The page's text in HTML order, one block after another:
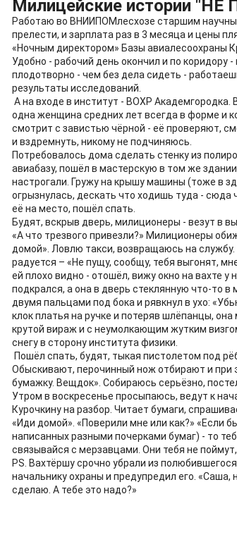
Милицейские истории
Работаю во ВНИИПОМлесхозе старшим
прелести, и зарплата раз в 3 месяца и цены
«Ночным директором» Базы авиалесоохраны
Удобно - рабочий день окончил и по коридору
плодотворно - чем без дела сидеть -
результаты исследований.
А на входе в институт - ВОХР Академгородка.
одна женщина средних лет всегда в форме и
смотрит с завистью чёрной - её проверяют,
и вздремнуть, никому не подчиняюсь.
Потребовалось дома сделать стенку из
авиабазу, пошёл в мастерскую в том же
настрогали. Гружу на крышу машины (тоже в
огрызнулась, дескать что ходишь туда - сюда
её на место, пошёл спать.
Будят, вскрыв дверь, милиционеры - везут в
«А что трезвого привезли?» Милиционеры
домой». Ловлю такси, возвращаюсь на
радуется – «Не пущу, сообщу, тебя выгонят,
ей плохо видно - отошёл, вижу окно на вахте у
подкрался, а она в дверь стеклянную что-то в
двумя пальцами под бока и рявкнул в ухо:
клок платья на ручке и потеряв шлёпанцы,
крутой вираж и с неумолкающим жутким
снегу в сторону института физики.
Пошёл спать, будят, тыкая пистолетом под
Обыскивают, перочинный нож отбирают и при
бумажку. Вещдок». Собираюсь серьёзно,
Утром в воскресенье просыпаюсь, ведут к
Курочкину на разбор. Читает бумаги,
«Иди домой». «Поверили мне или как?» «Если
написанных разными почерками бумаг) - то
связывайся с мерзавцами. Они тебя не поймут,
PS. Вахтёршу срочно убрали из
начальнику охраны и предупредил его. «Саша,
сделаю. А тебе это надо?»